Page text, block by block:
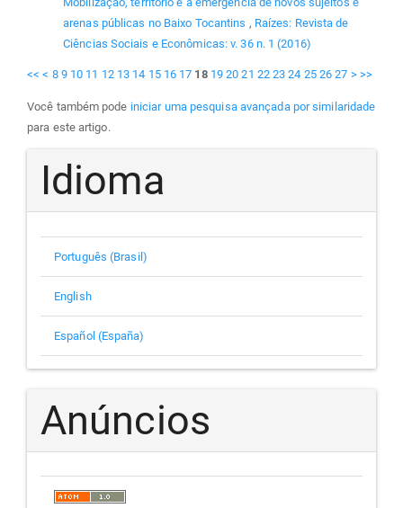
arenas públicas no Baixo Tocantins , Raízes: Revista de
Ciências Sociais e Econômicas: v. 36 n. 1 (2016)
<< < 8 9 10 11 12 13 14 15 16 17 18 19 20 21 22 23 24 25 26 27 > >>
Você também pode iniciar uma pesquisa avançada por similaridade
para este artigo.
Idioma
Português (Brasil)
English
Español (España)
Anúncios